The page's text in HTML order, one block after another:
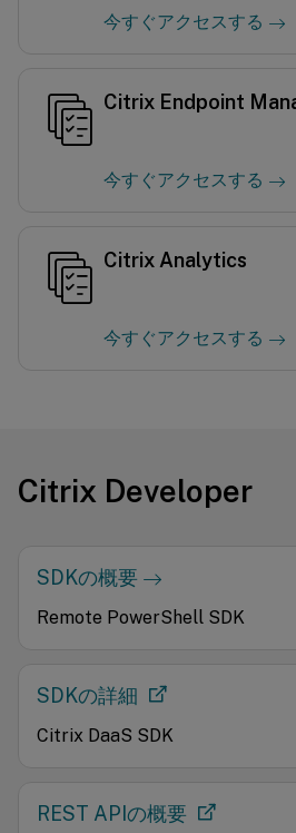
今すぐアクセスする
Citrix Endpoint
今すぐアクセスする
Citrix Analytics
今すぐアクセスする
Citrix Developer
SDKの概要
Remote PowerShell SDK
SDKの詳細
Citrix DaaS SDK
REST APIの概要